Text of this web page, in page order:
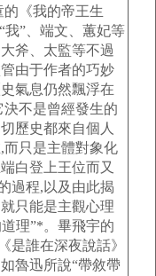
《我的帝王生
我”、端文、蕙妃等
斧、太監等不過
由于作者的巧妙
氣息仍然飄浮在
不是曾經發生的
歷史都來自個人
只是主體對象化
白登上王位而又
過程,以及由此揭
只能是主觀心理
理”*。畢飛宇的
是誰在深夜說話》
魯迅所說“帶敘帶